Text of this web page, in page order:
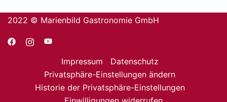
2022 © Marienbild Gastronomie GmbH
Impressum
Datenschutz
Privatsphäre-Einstellungen ändern
Historie der Privatsphäre-Einstellungen